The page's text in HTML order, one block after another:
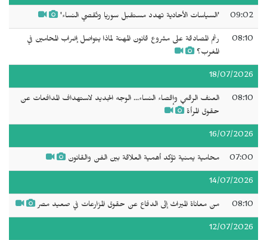
09:02 'السياسات الأحادية تهدد مستقبل سوريا وتُقصي النساء'
08:10
رغم المصادقة على مشروع قانون المهنة لماذا يتواصل إضراب المحامين في
المغرب؟
18/07/2026
08:10
العنف الرقمي وإقصاء النساء... الوجه الجديد لاستهداف المدافعات عن
حقوق المرأة
16/07/2026
07:00 محامية يمنية تؤكد أهمية العلاقة بين الفن والقانون
14/07/2026
08:10 من معاناة الميراث إلى الدفاع عن حقوق المزارعات في صعيد مصر
12/07/2026